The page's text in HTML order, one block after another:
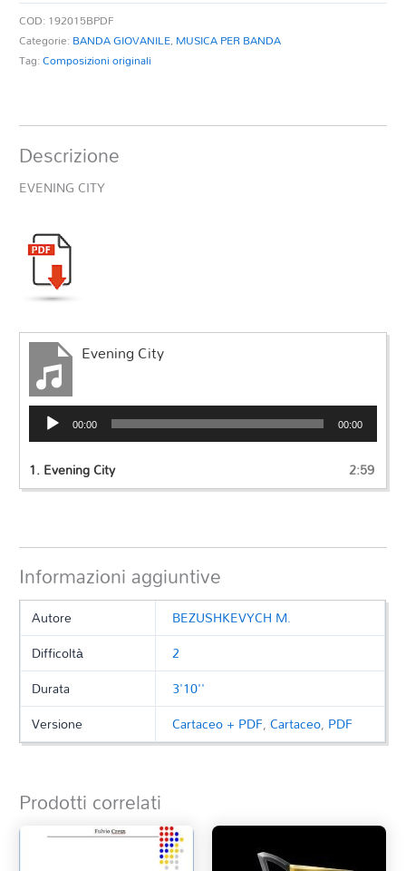
COD: 192015BPDF
Categorie: BANDA GIOVANILE, MUSICA PER BANDA
Tag:Composizioni originali
Descrizione
EVENING CITY
Evening City
Audio
Player 00:00 00:00
1.Evening City 2:59
Informazioni aggiuntive
Autore
BEZUSHKEVYCH M.
Difficoltà
2
Durata
3'10''
Versione
Cartaceo + PDF,Cartaceo, PDF
Prodotti correlati